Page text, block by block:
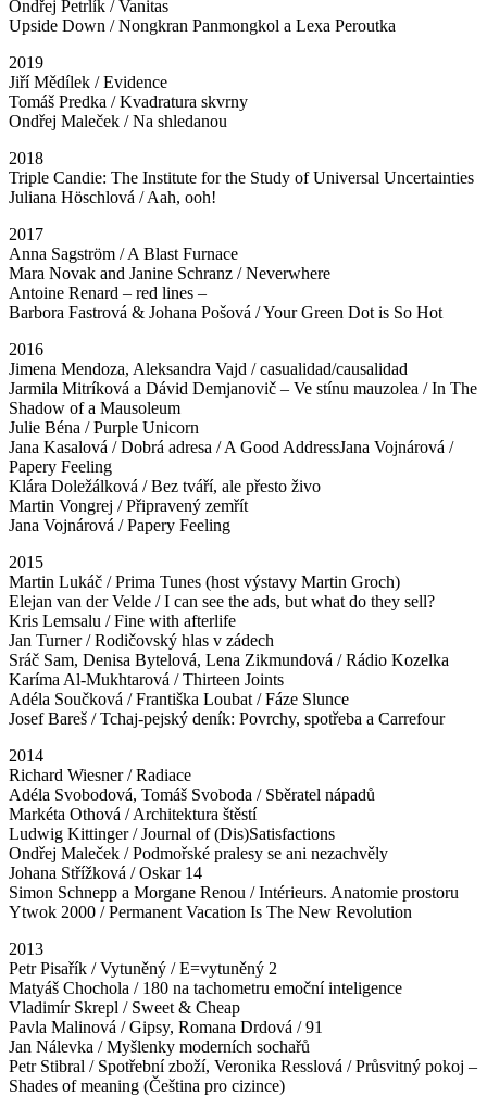
Ondřej Petrlík / Vanitas
Upside Down / Nongkran Panmongkol a Lexa Peroutka
2019
Jiří Mědílek / Evidence
Tomáš Predka / Kvadratura skvrny
Ondřej Maleček / Na shledanou
2018
Triple Candie: The Institute for the Study of Universal Uncertainties
Juliana Höschlová / Aah, ooh!
2017
Anna Sagström / A Blast Furnace
Mara Novak and Janine Schranz / Neverwhere
Antoine Renard – red lines –
Barbora Fastrová & Johana Pošová / Your Green Dot is So Hot
2016
Jimena Mendoza, Aleksandra Vajd / casualidad/causalidad
Jarmila Mitríková a Dávid Demjanovič – Ve stínu mauzolea / In The
Shadow of a Mausoleum
Julie Béna / Purple Unicorn
Jana Kasalová / Dobrá adresa / A Good AddressJana Vojnárová /
Papery Feeling
Klára Doležálková / Bez tváří, ale přesto živo
Martin Vongrej / Připravený zemřít
Jana Vojnárová / Papery Feeling
2015
Martin Lukáč / Prima Tunes (host výstavy Martin Groch)
Elejan van der Velde / I can see the ads, but what do they sell?
Kris Lemsalu / Fine with afterlife
Jan Turner / Rodičovský hlas v zádech
Sráč Sam, Denisa Bytelová, Lena Zikmundová / Rádio Kozelka
Karíma Al-Mukhtarová / Thirteen Joints
Adéla Součková / Františka Loubat / Fáze Slunce
Josef Bareš / Tchaj-pejský deník: Povrchy, spotřeba a Carrefour
2014
Richard Wiesner / Radiace
Adéla Svobodová, Tomáš Svoboda / Sběratel nápadů
Markéta Othová / Architektura štěstí
Ludwig Kittinger / Journal of (Dis)Satisfactions
Ondřej Maleček / Podmořské pralesy se ani nezachvěly
Johana Střížková / Oskar 14
Simon Schnepp a Morgane Renou / Intérieurs. Anatomie prostoru
Ytwok 2000 / Permanent Vacation Is The New Revolution
2013
Petr Pisařík / Vytuněný / E=vytuněný 2
Matyáš Chochola / 180 na tachometru emoční inteligence
Vladimír Skrepl / Sweet & Cheap
Pavla Malinová / Gipsy, Romana Drdová / 91
Jan Nálevka / Myšlenky moderních sochařů
Petr Stibral / Spotřební zboží, Veronika Resslová / Průsvitný pokoj –
Shades of meaning (Čeština pro cizince)